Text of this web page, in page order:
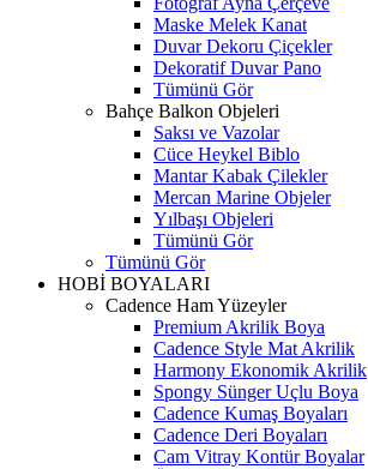
Maske Melek Kanat
Duvar Dekoru Çiçekler
Dekoratif Duvar Pano
Tümünü Gör
Bahçe Balkon Objeleri
Saksı ve Vazolar
Cüce Heykel Biblo
Mantar Kabak Çilekler
Mercan Marine Objeler
Yılbaşı Objeleri
Tümünü Gör
Tümünü Gör
HOBİ BOYALARI
Cadence Ham Yüzeyler
Premium Akrilik Boya
Cadence Style Mat Akrilik
Harmony Ekonomik Akrilik
Spongy Sünger Uçlu Boya
Cadence Kumaş Boyaları
Cadence Deri Boyaları
Cam Vitray Kontür Boyalar